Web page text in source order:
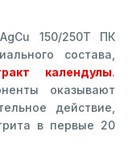
150/250Т ПК
состава,
календулы.
оказывают
действие,
в первые 20